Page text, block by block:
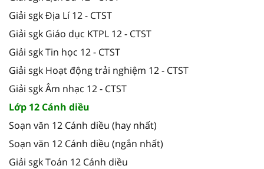
Giải sgk Địa Lí 12 - CTST
Giải sgk Giáo dục KTPL 12 - CTST
Giải sgk Tin học 12 - CTST
Giải sgk Hoạt động trải nghiệm 12 - CTST
Giải sgk Âm nhạc 12 - CTST
Lớp 12 Cánh diều
Soạn văn 12 Cánh diều (hay nhất)
Soạn văn 12 Cánh diều (ngắn nhất)
Giải sgk Toán 12 Cánh diều